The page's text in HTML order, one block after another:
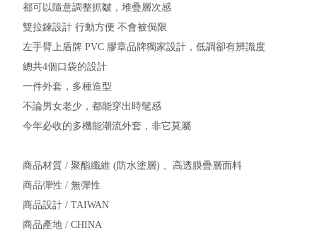
都可以隨意調整抓皺，堆疊層次感
雙拉鍊設計 行動方便 不會被侷限
左手臂上盾牌 PVC 膠章品牌獨家設計，低調卻有辨識度
總共4個口袋的設計
一件外套，多種造型
不論男女老少，都能穿出時髦感
今年必收的多機能潮流外套，非它莫屬
商品材質 / 聚酯纖維 (防水塗層) 、高透膜疊層面料
商品彈性 / 無彈性
商品設計 / TAIWAN
商品產地 / CHINA